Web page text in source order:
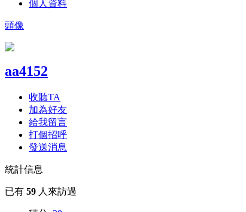
個人資料
頭像
aa4152
收聽TA
加為好友
給我留言
打個招呼
發送消息
統計信息
已有 59 人來訪過